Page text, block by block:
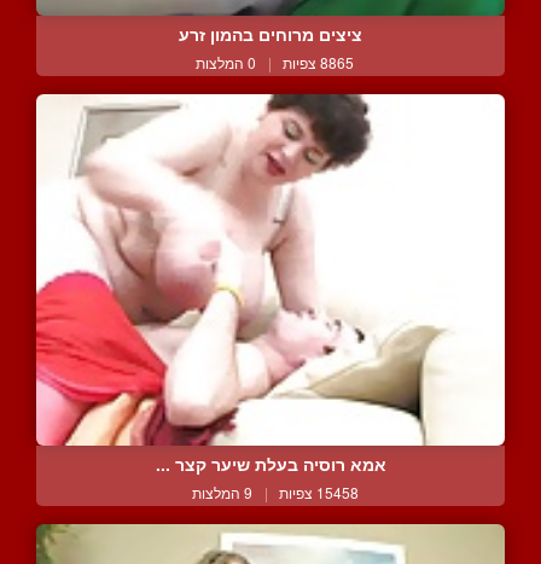
ציצים מרוחים בהמון זרע
8865 צפיות | 0 המלצות
אמא רוסיה בעלת שיער קצר ...
15458 צפיות | 9 המלצות